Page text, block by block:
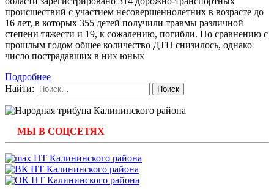
происшествий с участием несовершеннолетних в возрасте до
16 лет, в которых 355 детей получили травмы различной
степени тяжести и 19, к сожалению, погибли. По сравнению с
прошлым годом общее количество ДТП снизилось, однако
число пострадавших в них юных
Подробнее
Найти:
МЫ В СОЦСЕТЯХ